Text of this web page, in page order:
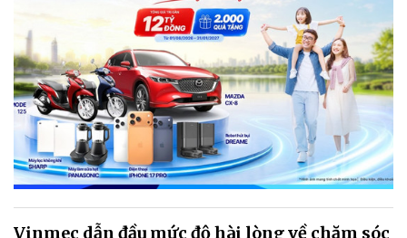
Vinmec dẫn đầu mức độ hài lòng về chăm sóc